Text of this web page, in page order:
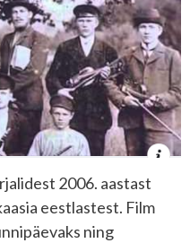
2006. aastast
eestlastest. Film
ning